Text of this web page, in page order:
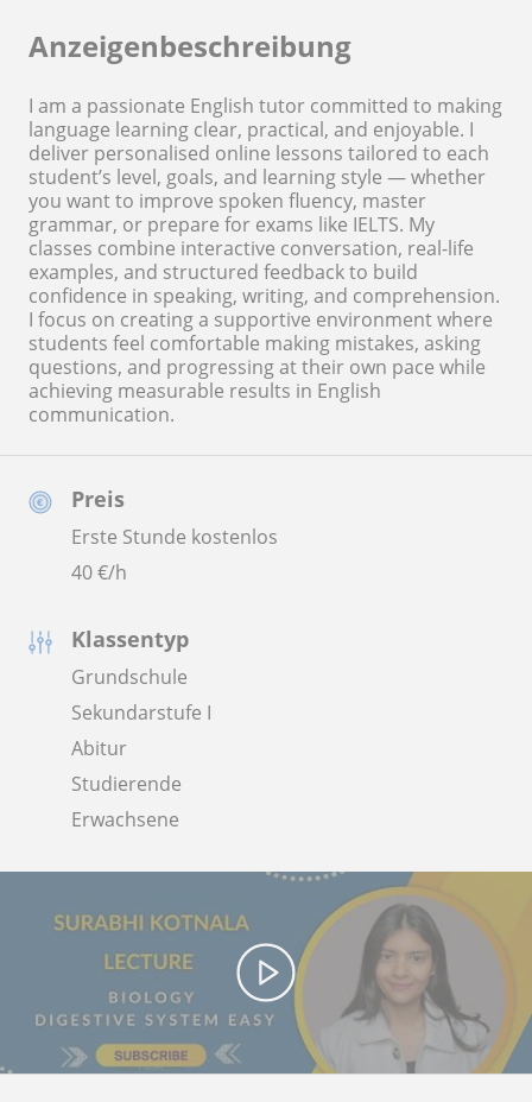
Preis
Erste Stunde kostenlos
40€/h
Klassentyp
Grundschule
Sekundarstufe I
Abitur
Studierende
Erwachsene
Anzeigenbeschreibung
I am a passionate English tutor committed to making
language learning clear, practical, and enjoyable. I
deliver personalised online lessons tailored to each
student’s level, goals, and learning style — whether
you want to improve spoken fluency, master
grammar, or prepare for exams like IELTS. My
classes combine interactive conversation, real-life
examples, and structured feedback to build
confidence in speaking, writing, and comprehension.
I focus on creating a supportive environment where
students feel comfortable making mistakes, asking
questions, and progressing at their own pace while
achieving measurable results in English
communication.